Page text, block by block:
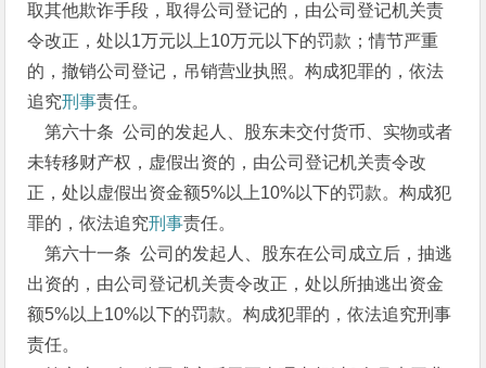
取其他欺诈手段，取得公司登记的，由公司登记机关责
令改正，处以1万元以上10万元以下的罚款；情节严重
的，撤销公司登记，吊销营业执照。构成犯罪的，依法
追究刑事责任。
第六十条 公司的发起人、股东未交付货币、实物或者
未转移财产权，虚假出资的，由公司登记机关责令改
正，处以虚假出资金额5%以上10%以下的罚款。构成犯
罪的，依法追究刑事责任。
第六十一条 公司的发起人、股东在公司成立后，抽逃
出资的，由公司登记机关责令改正，处以所抽逃出资金
额5%以上10%以下的罚款。构成犯罪的，依法追究刑事
责任。